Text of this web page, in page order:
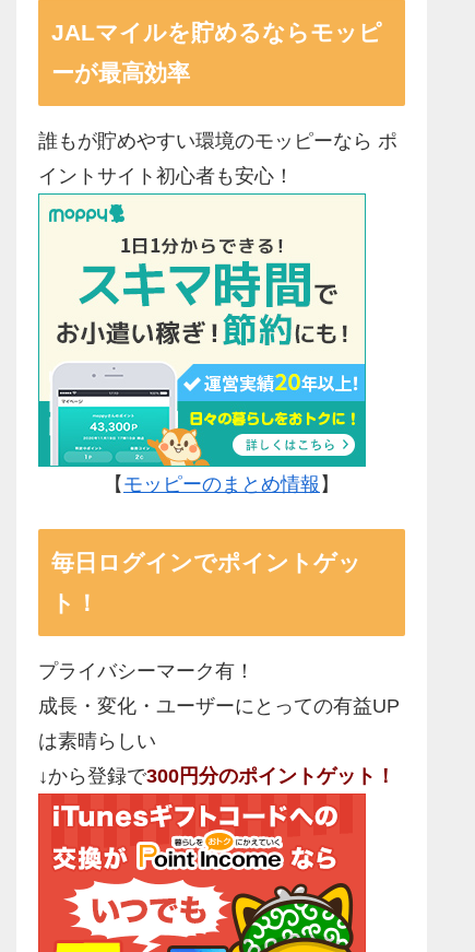
JALマイルを貯めるならモッピ
ーが最高効率
誰もが貯めやすい環境のモッピーなら ポ
イントサイト初心者も安心！
【 モッピーのまとめ情報 】
毎日ログインでポイントゲッ
ト！
プライバシーマーク有！
成長・変化・ユーザーにとっての有益UP
は素晴らしい
↓から登録で300円分のポイントゲット！